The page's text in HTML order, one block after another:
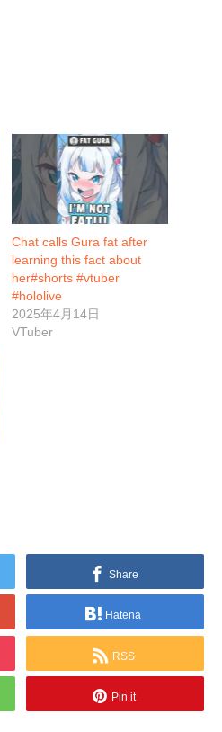
Chat calls Gura fat after
learning this fact about
her#shorts #vtuber
#hololive
2025年4月14日
VTuber
Share
Hatena
RSS
Pin it